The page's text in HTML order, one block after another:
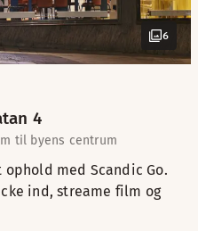
6
4
til byens centrum
med Scandic Go.
ind, streame film og